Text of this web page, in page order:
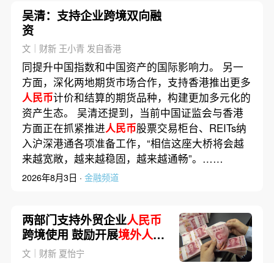
吴清：支持企业跨境双向融
资
文｜财新 王小青 发自香港
同提升中国指数和中国资产的国际影响力。 另一
方面，深化两地期货市场合作，支持香港推出更多
人民币计价和结算的期货品种，构建更加多元化的
资产生态。 吴清还提到，当前中国证监会与香港
方面正在抓紧推进人民币股票交易柜台、REITs纳
入沪深港通各项准备工作，“相信这座大桥将会越
来越宽敞，越来越稳固，越来越通畅”。……
2026年8月3日 · 金融频道
两部门支持外贸企业人民币
跨境使用 鼓励开展境外人民
币 贷款
文｜财新 夏怡宁